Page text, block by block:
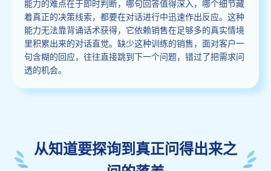
能力的难点在于即时判断，哪句回答值得深入，哪个细节藏
着真正的决策线索，都要在对话进行中迅速作出反应。这种
能力无法靠背诵话术获得，它依赖销售在足够多的真实情境
里积累出来的对话直觉。缺少这种训练的销售，面对客户一
句含糊的回应，往往直接跳到下一个问题，错过了把需求问
透的机会。
从知道要探询到真正问得出来之